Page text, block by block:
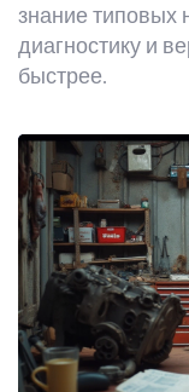
знание типовых
диагностику и
быстрее.